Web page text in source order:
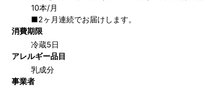
10本/月
■2ヶ月連続でお届けします。
消費期限
冷蔵5日
アレルギー品目
乳成分
事業者